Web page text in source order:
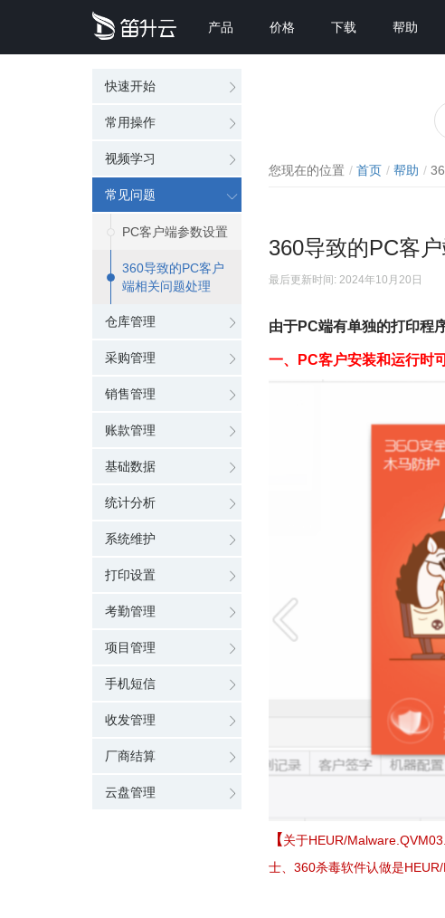
产品 价格 下载 帮助
快速开始
常用操作
视频学习
常见问题
PC客户端参数设置
360导致的PC客户
端相关问题处理
仓库管理
采购管理
销售管理
账款管理
基础数据
统计分析
系统维护
打印设置
考勤管理
项目管理
手机短信
收发管理
厂商结算
云盘管理
您现在的位置 首页 帮助
360导致的PC客
最后更新时间: 2024年10月20日
由于PC端有单独的打印程
一、PC客户安装和运行时
【关于HEUR/
士、360杀毒软件认做是